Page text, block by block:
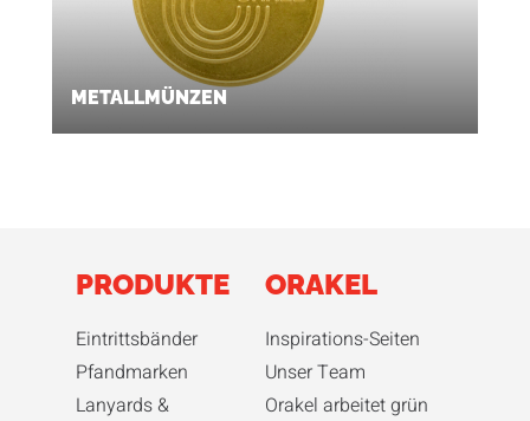
METALLMÜNZEN
PRODUKTE
Eintrittsbänder
Pfandmarken
Lanyards &
ORAKEL
Inspirations-Seiten
Unser Team
Orakel arbeitet grün